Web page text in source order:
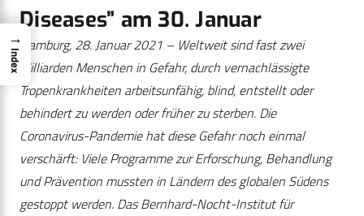
Diseases” am 30. Januar
Hamburg, 28. Januar 2021 – Weltweit sind fast zwei
Milliarden Menschen in Gefahr, durch vernachlässigte
Tropenkrankheiten arbeitsunfähig, blind, entstellt oder
behindert zu werden oder früher zu sterben. Die
Coronavirus-Pandemie hat diese Gefahr noch einmal
verschärft: Viele Programme zur Erforschung, Behandlung
und Prävention mussten in Ländern des globalen Südens
gestoppt werden. Das Bernhard-Nocht-Institut für
→
Index